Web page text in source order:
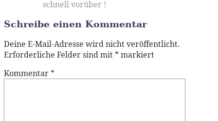
schnell vorüber !
Schreibe einen Kommentar
Deine E-Mail-Adresse wird nicht veröffentlicht.
Erforderliche Felder sind mit * markiert
Kommentar *